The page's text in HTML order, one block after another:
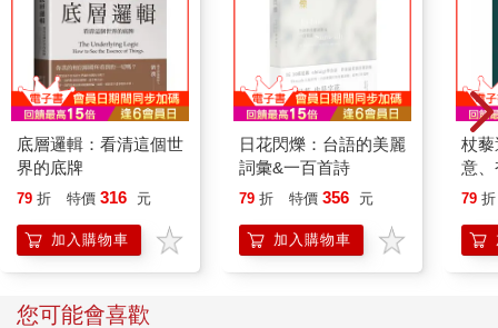
底層邏輯：看清這個世
界的底牌
79 折 特價 316 元
加入購物車
日花閃爍：台語的美麗
詞彙&一百首詩
79 折 特價 356 元
加入購物車
杖
意
恭
79 折
您可能會喜歡